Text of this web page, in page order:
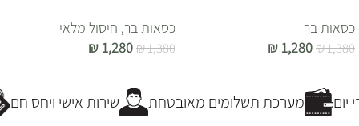
כסאות בר
₪1,380
₪ 1,280
כסאות בר, חיסול מלאי
₪1,380
₪ 1,280
שירות אישי ויחס חם מערכת תשלומים מאובטחת